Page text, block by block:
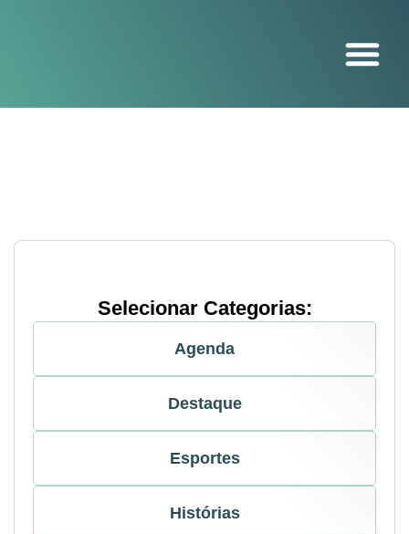
Selecionar Categorias:
Agenda
Destaque
Esportes
Histórias